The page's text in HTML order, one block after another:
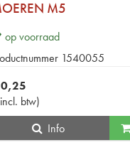
M5
op voorraad
1540055
0,25
incl. btw)
Info